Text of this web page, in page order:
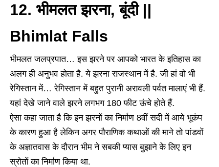
12. भीमलत झरना, बूंदी ||
Bhimlat Falls
भीमलत जलप्रपात… इस झरने पर आपको भारत के इतिहास का
अलग ही अनुभव होता है. ये झरना राजस्थान में है. जी हां वो भी
रेगिस्तान में… रेगिस्तान में बहुत पुरानी अरावली पर्वत मालाएं भी हैं.
यहां देखे जाने वाले झरने लगभग 180 फीट ऊंचे होते हैं.
ऐसा कहा जाता है कि इन झरनों का निर्माण 8वीं सदी में आये भूकंप
के कारण हुआ है लेकिन अगर पौराणिक कथाओं की माने तो पांडवों
के अज्ञातवास के दौरान भीम ने सबकी प्यास बुझाने के लिए इन
स्रोतों का निर्माण किया था.